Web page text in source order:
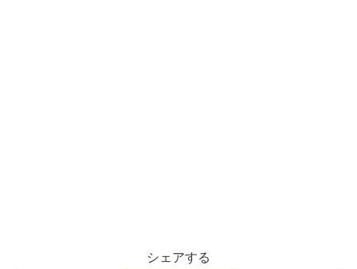
シェアする